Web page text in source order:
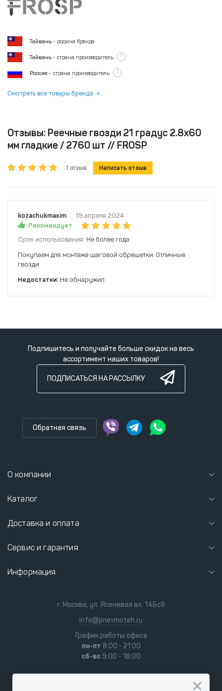
Тайвань - родина бренда
Тайвань - страна производитель ?
Россия - страна производитель ?
Смотреть все товары бренда
Отзывы: Реечные гвозди 21 градус 2.8х60
мм гладкие / 2760 шт // FROSP
1 отзыв Написать отзыв
kozachukmaxim
19 апреля 2024
Рекомендует
Срок использования: Не более года
Покупаем для монтажа шаговой обрешетки. Отличные
гвозди.
Недостатки: Не обнаружил
Подпишитесь и получайте больше скидок на весь
ассортимент наших товаров!
ПОДПИСАТЬСЯ НА РАССЫЛКУ
Обратная связь
О компании
Каталог
Доставка и оплата
Сервис и гарантия
Информация
г. Москва, ул. Ясеневая вл. 14Бс9
info@pnevmoteh.ru
График работы офиса
пн-пт 8:00 - 21:00
сб-вс 9:00 - 18:00